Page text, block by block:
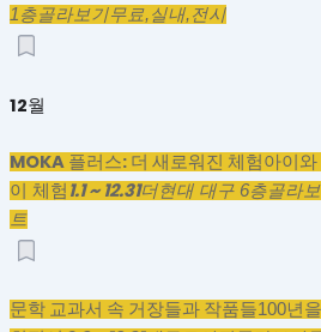
1층골라보기무료,실내,전시
12월
MOKA 플러스: 더 새로워진 체험아이
이 체험 1.1 ~ 12.31더현대 대구 6층골라
트
문학 교과서 속 거장들과 작품들100년